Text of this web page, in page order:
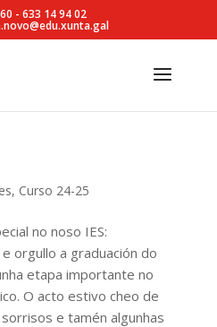
- 633 14 94 02
, Curso 24-25
no noso IES:
orgullo a graduación do
etapa importante no
O acto estivo cheo de
e tamén algunhas